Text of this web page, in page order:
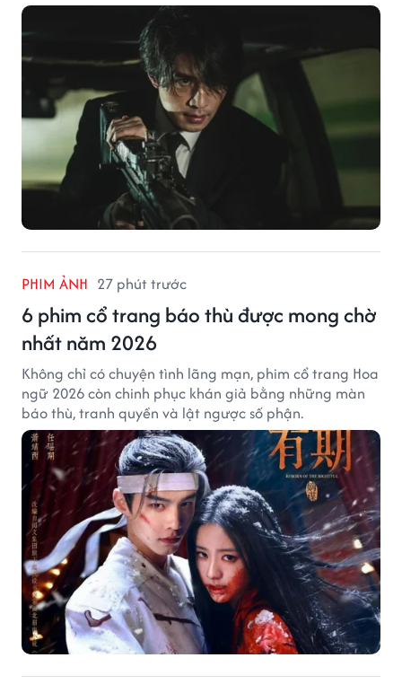
PHIM ẢNH 27 phút trước
6 phim cổ trang báo thù được mong chờ
nhất năm 2026
Không chỉ có chuyện tình lãng mạn, phim cổ trang Hoa
ngữ 2026 còn chinh phục khán giả bằng những màn
báo thù, tranh quyền và lật ngược số phận.